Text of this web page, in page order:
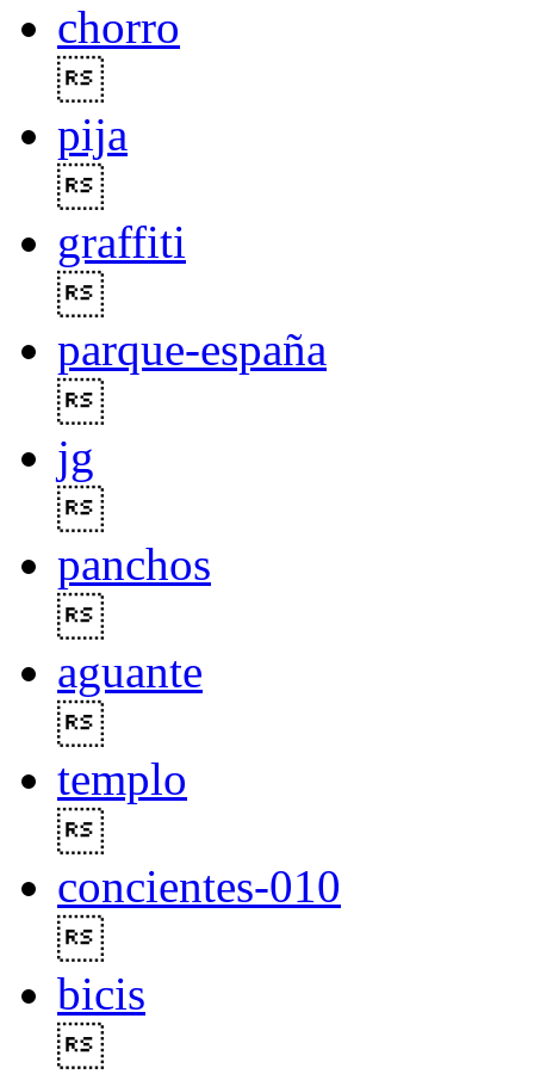
chorro
pija
graffiti
parque-españa
jg
panchos
aguante
templo
concientes-010
bicis